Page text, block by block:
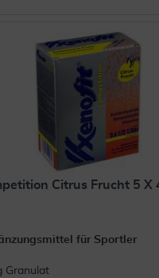
Citrus Frucht 5 X
für Sportler
Granulat